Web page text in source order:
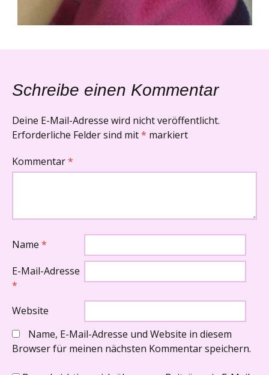
Schreibe einen Kommentar
Deine E-Mail-Adresse wird nicht veröffentlicht.
Erforderliche Felder sind mit* markiert
Kommentar*
Name *
E-Mail-Adresse
*
Website
Name, E-Mail-Adresse und Website in diesem
Browser für meinen nächsten Kommentar speichern.